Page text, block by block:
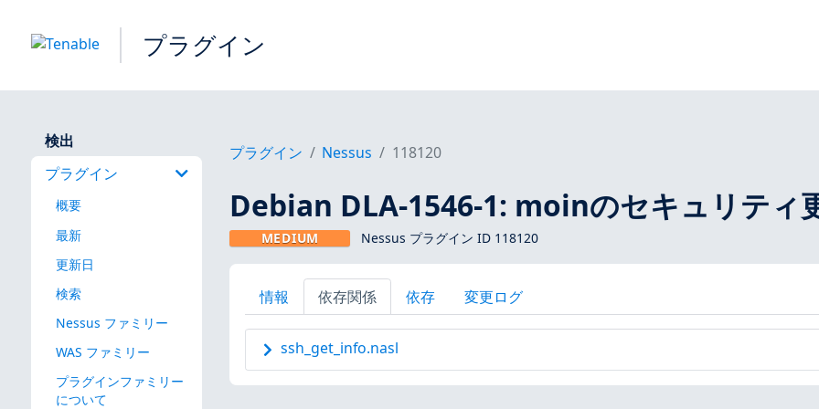
プラグイン
検出
プラグイン
概要
最新
更新日
検索
Nessus ファミリー
WAS ファミリー
プラグインファミリー
について
プラグイン Nessus 118120
Debian DLA-1546-1: moinのセキュリティ
MEDIUM Nessus プラグイン ID 118120
情報 依存関係 依存 変更ログ
ssh_get_info.nasl